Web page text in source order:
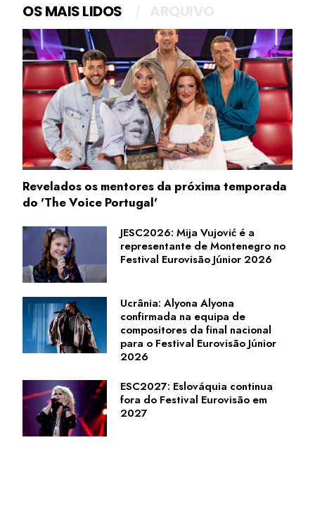
OS MAIS LIDOS
Revelados os mentores da próxima temporada
do 'The Voice Portugal'
JESC2026: Mija Vujović é a
representante de Montenegro no
Festival Eurovisão Júnior 2026
Ucrânia: Alyona Alyona
confirmada na equipa de
compositores da final nacional
para o Festival Eurovisão Júnior
2026
ESC2027: Eslováquia continua
fora do Festival Eurovisão em
2027